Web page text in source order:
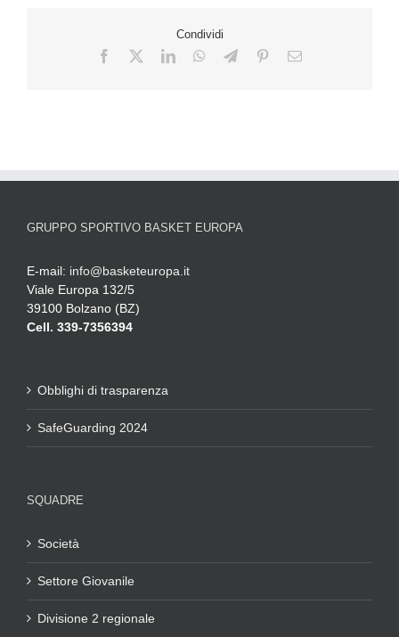
Condividi
GRUPPO SPORTIVO BASKET EUROPA
E-mail: info@basketeuropa.it
Viale Europa 132/5
39100 Bolzano (BZ)
Cell. 339-7356394
Obblighi di trasparenza
SafeGuarding 2024
SQUADRE
Società
Settore Giovanile
Divisione 2 regionale